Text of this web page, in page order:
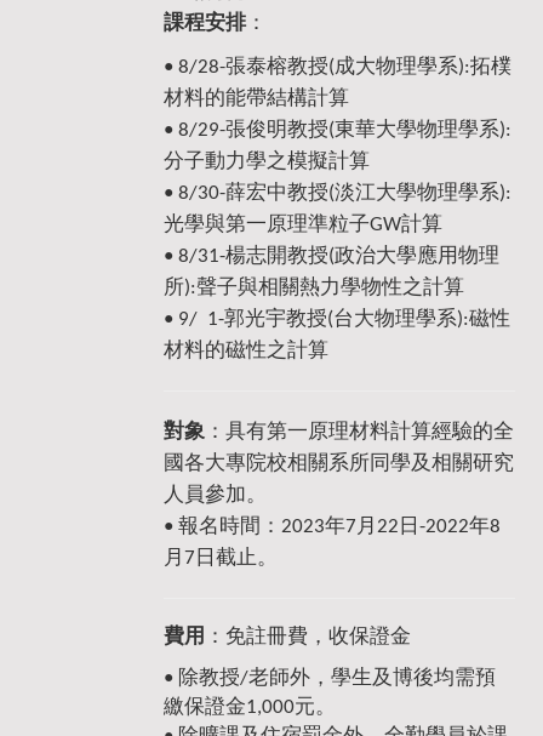
課程安排 ：
• 8/28-張泰榕教授(成大物理學系):拓樸
材料的能帶結構計算
• 8/29-張俊明教授(東華大學物理學系):
分子動力學之模擬計算
• 8/30-薛宏中教授(淡江大學物理學系):
光學與第一原理準粒子GW計算
• 8/31-楊志開教授(政治大學應用物理
所):聲子與相關熱力學物性之計算
• 9/ 1-郭光宇教授(台大物理學系):磁性
材料的磁性之計算
對象 ：具有第一原理材料計算經驗的全
國各大專院校相關系所同學及相關研究
人員參加。
• 報名時間：2023年7月22日-2022年8
月7日截止。
費用 ：免註冊費，收保證金
• 除教授/老師外，學生及博後均需預
繳保證金1,000元。